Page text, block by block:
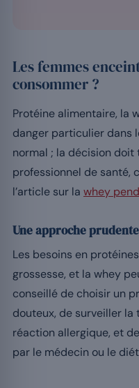
Les femmes
consommer ?
Protéine alimentaire, la
danger particulier dans
normal ; la décision
professionnel de santé,
l’article sur la whey
Une approche
Les besoins en
grossesse, et la whey
conseillé de choisir un
douteux, de surveiller
réaction allergique, et
par le médecin ou le